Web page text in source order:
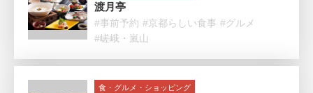
渡月亭
#事前予約 #京都らしい食事 #グルメ
#嵯峨・嵐山
食・グルメ・ショッピング